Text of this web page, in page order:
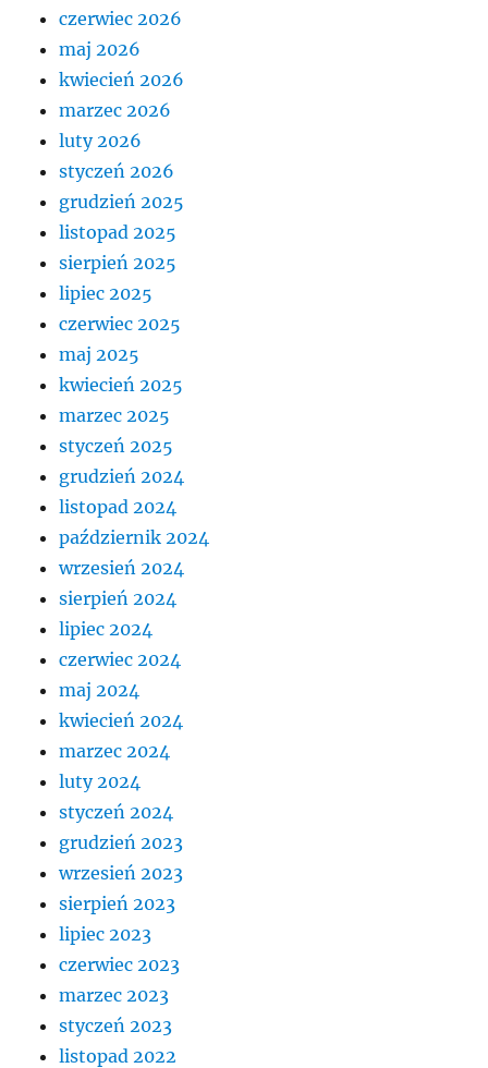
czerwiec 2026
maj 2026
kwiecień 2026
marzec 2026
luty 2026
styczeń 2026
grudzień 2025
listopad 2025
sierpień 2025
lipiec 2025
czerwiec 2025
maj 2025
kwiecień 2025
marzec 2025
styczeń 2025
grudzień 2024
listopad 2024
październik 2024
wrzesień 2024
sierpień 2024
lipiec 2024
czerwiec 2024
maj 2024
kwiecień 2024
marzec 2024
luty 2024
styczeń 2024
grudzień 2023
wrzesień 2023
sierpień 2023
lipiec 2023
czerwiec 2023
marzec 2023
styczeń 2023
listopad 2022